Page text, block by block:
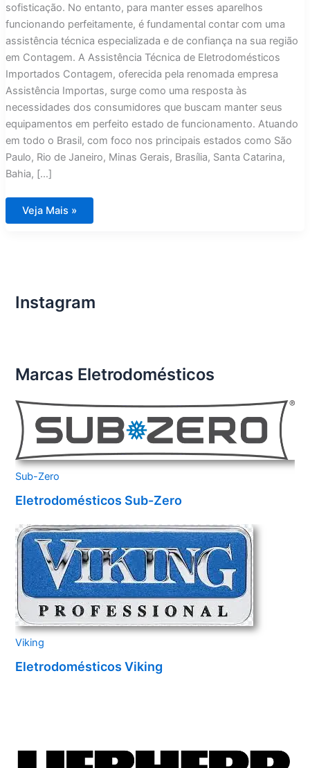
sofisticação. No entanto, para manter esses aparelhos
funcionando perfeitamente, é fundamental contar com uma
assistência técnica especializada e de confiança na sua região
em Contagem. A Assistência Técnica de Eletrodomésticos
Importados Contagem, oferecida pela renomada empresa
Assistência Importas, surge como uma resposta às
necessidades dos consumidores que buscam manter seus
equipamentos em perfeito estado de funcionamento. Atuando
em todo o Brasil, com foco nos principais estados como São
Paulo, Rio de Janeiro, Minas Gerais, Brasília, Santa Catarina,
Bahia, […]
Assistência
Técnica
Veja Mais »
Instagram
Marcas Eletrodomésticos
Sub-Zero
Eletrodomésticos Sub-Zero
Viking
Eletrodomésticos Viking